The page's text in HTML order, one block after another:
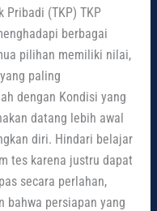
Pribadi (TKP) TKP
berbagai
pilihan memiliki nilai,
paling
dengan Kondisi yang
datang lebih awal
diri. Hindari belajar
tes karena justru dapat
secara perlahan,
bahwa persiapan yang